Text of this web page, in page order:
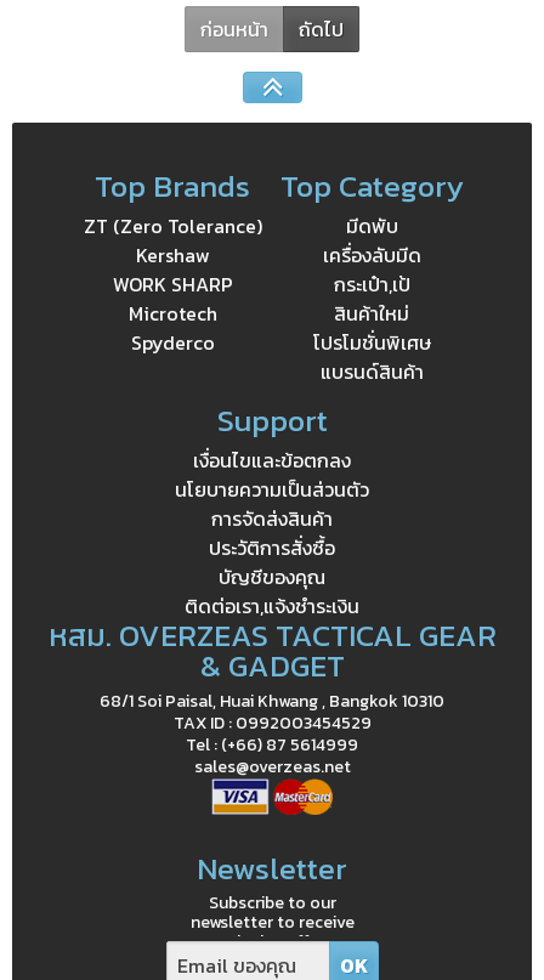
ก่อนหน้า
ถัดไป
Top Brands
ZT (Zero Tolerance)
Kershaw
WORK SHARP
Microtech
Spyderco
Top Category
มีดพับ
เครื่องลับมีด
กระเป๋า,เป้
สินค้าใหม่
โปรโมชั่นพิเศษ
แบรนด์สินค้า
Support
เงื่อนไขและข้อตกลง
นโยบายความเป็นส่วนตัว
การจัดส่งสินค้า
ประวัติการสั่งซื้อ
บัญชีของคุณ
ติดต่อเรา,แจ้งชำระเงิน
หสม. OVERZEAS TACTICAL GEAR
& GADGET
68/1 Soi Paisal, Huai Khwang , Bangkok 10310
TAX ID : 0992003454529
Tel : (+66) 87 5614999
sales@overzeas.net
Newsletter
Subscribe to our
newsletter to receive
exclusive offers